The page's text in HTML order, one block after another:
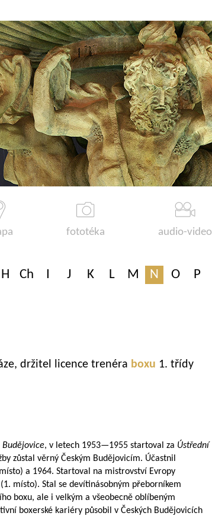
fototéka audio-video
H Ch I J K L M N O P
držitel licence trenéra boxu 1. třídy
Budějovice, v letech 1953—1955 startoval za Ústřední
zůstal věrný Českým Budějovicím. Účastnil
a 1964. Startoval na mistrovství Evropy
místo). Stal se devítinásobným přeborníkem
boxu, ale i velkým a všeobecně oblíbeným
boxerské kariéry působil v Českých Budějovicích